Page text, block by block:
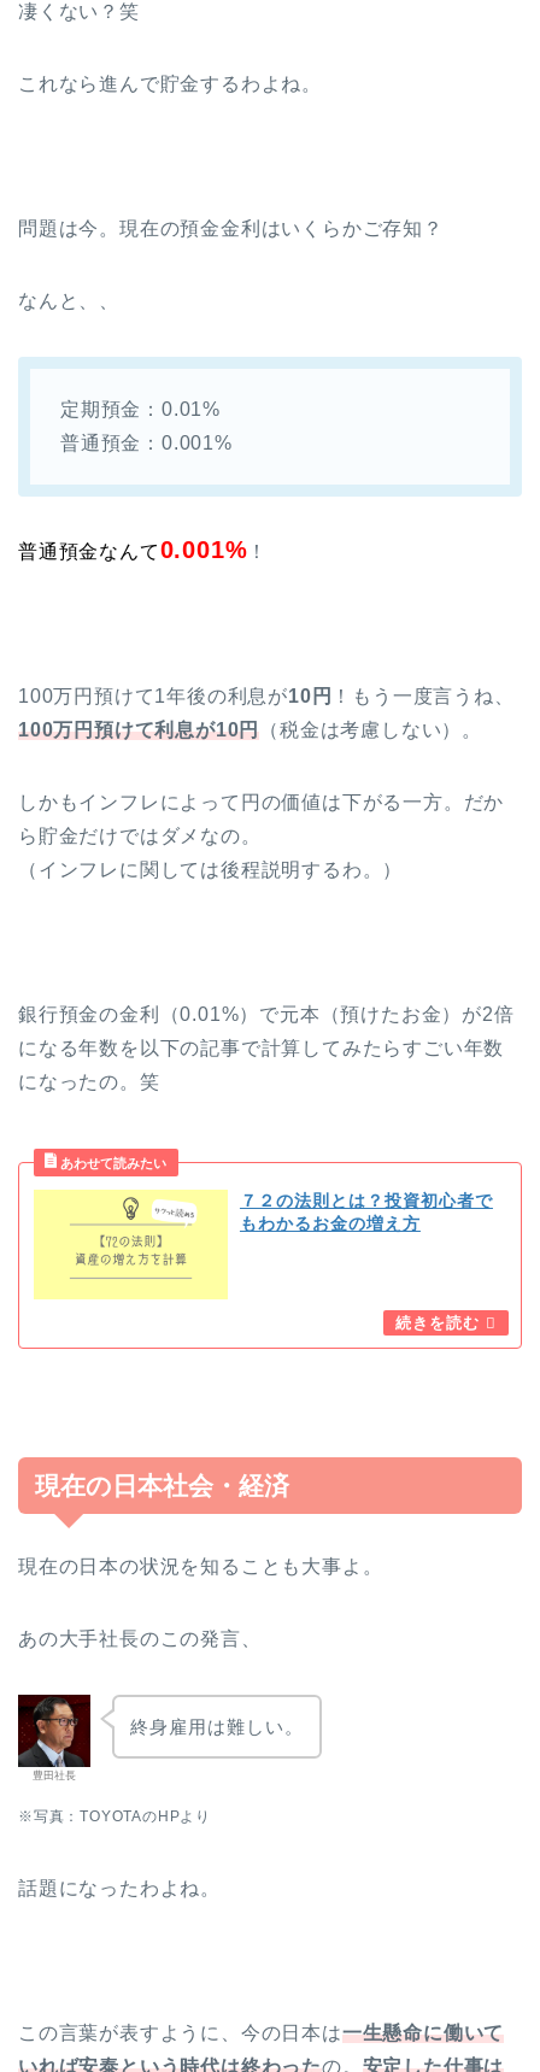
凄くない？笑
これなら進んで貯金するわよね。
問題は今。現在の預金金利はいくらかご存知？
なんと、、
定期預金：0.01%
普通預金：0.001%
普通預金なんて0.001% ！
100万円預けて1年後の利息が10円 ！もう一度言うね、
100万円預けて利息が10円 （税金は考慮しない）。
しかもインフレによって円の価値は下がる一方。だか
ら貯金だけではダメなの。
（インフレに関しては後程説明するわ。）
銀行預金の金利（0.01%）で元本（預けたお金）が2倍
になる年数を以下の記事で計算してみたらすごい年数
になったの。笑
７２の法則とは？投資初心者で
もわかるお金の増え方
現在の日本社会・経済
現在の日本の状況を知ることも大事よ。
あの大手社長のこの発言、
豊田社長
終身雇用は難しい。
※写真：TOYOTAのHPより
話題になったわよね。
この言葉が表すように、今の日本は一生懸命に働いて
いれば安泰という時代は終わったの。 安定した仕事は